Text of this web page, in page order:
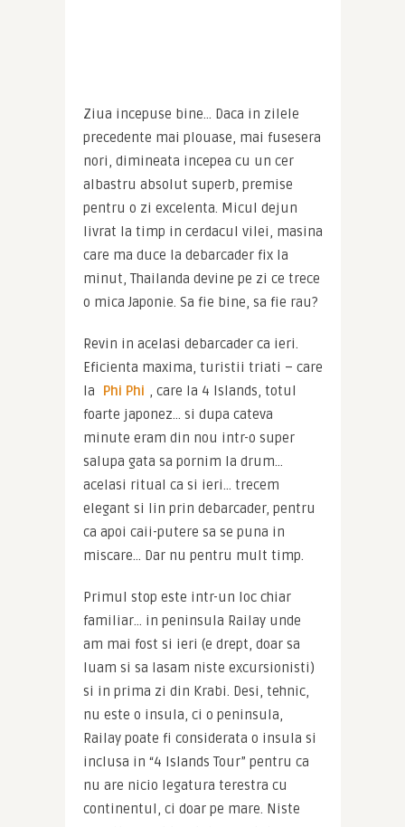
Ziua incepuse bine… Daca in zilele
precedente mai plouase, mai fusesera
nori, dimineata incepea cu un cer
albastru absolut superb, premise
pentru o zi excelenta. Micul dejun
livrat la timp in cerdacul vilei, masina
care ma duce la debarcader fix la
minut, Thailanda devine pe zi ce trece
o mica Japonie. Sa fie bine, sa fie rau?
Revin in acelasi debarcader ca ieri.
Eficienta maxima, turistii triati – care
la
Phi Phi , care la 4 Islands, totul
foarte japonez… si dupa cateva
minute eram din nou intr-o super
salupa gata sa pornim la drum…
acelasi ritual ca si ieri… trecem
elegant si lin prin debarcader, pentru
ca apoi caii-putere sa se puna in
miscare… Dar nu pentru mult timp.
Primul stop este intr-un loc chiar
familiar… in peninsula Railay unde
am mai fost si ieri (e drept, doar sa
luam si sa lasam niste excursionisti)
si in prima zi din Krabi. Desi, tehnic,
nu este o insula, ci o peninsula,
Railay poate fi considerata o insula si
inclusa in “4 Islands Tour” pentru ca
nu are nicio legatura terestra cu
continentul, ci doar pe mare. Niste